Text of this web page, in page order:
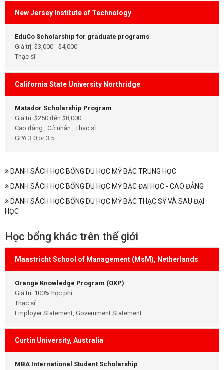
New Jersey Institute of Technology
EduCo Scholarship for graduate programs
Giá trị: $3,000 - $4,000
Thạc sĩ
California State University Northridge
Matador Scholarship Program
Giá trị: $250 đến $8,000
Cao đẳng , Cử nhân , Thạc sĩ
GPA 3.0 or 3.5
DANH SÁCH HỌC BỔNG DU HỌC MỸ BẬC TRUNG HỌC
DANH SÁCH HỌC BỔNG DU HỌC MỸ BẬC ĐẠI HỌC - CAO ĐẲNG
DANH SÁCH HỌC BỔNG DU HỌC MỸ BẬC THẠC SỸ VÀ SAU ĐẠI
HỌC
Học bổng khác trên thế giới
Maastricht School of Management (MsM), Netherlands
Orange Knowledge Program (OKP)
Giá trị: 100% học phí
Thạc sĩ
Employer Statement, Government Statement
Curtin University, Australia
MBA International Student Scholarship